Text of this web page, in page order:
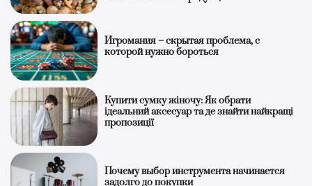
Игромания – скрытая проблема, с
которой нужно бороться
Купити сумку жіночу: Як обрати
ідеальний аксесуар та де знайти найкращі
пропозиції
Почему выбор инструмента начинается
задолго до покупки